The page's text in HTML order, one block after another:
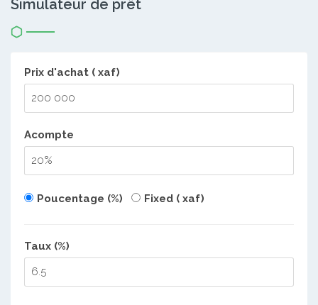
Simulateur de prêt
Prix d'achat ( xaf)
Acompte
Poucentage (%) Fixed ( xaf)
Taux (%)